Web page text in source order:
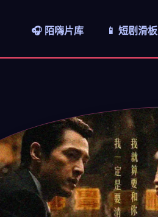
🎧 陌嗨片库 📱 短剧滑板